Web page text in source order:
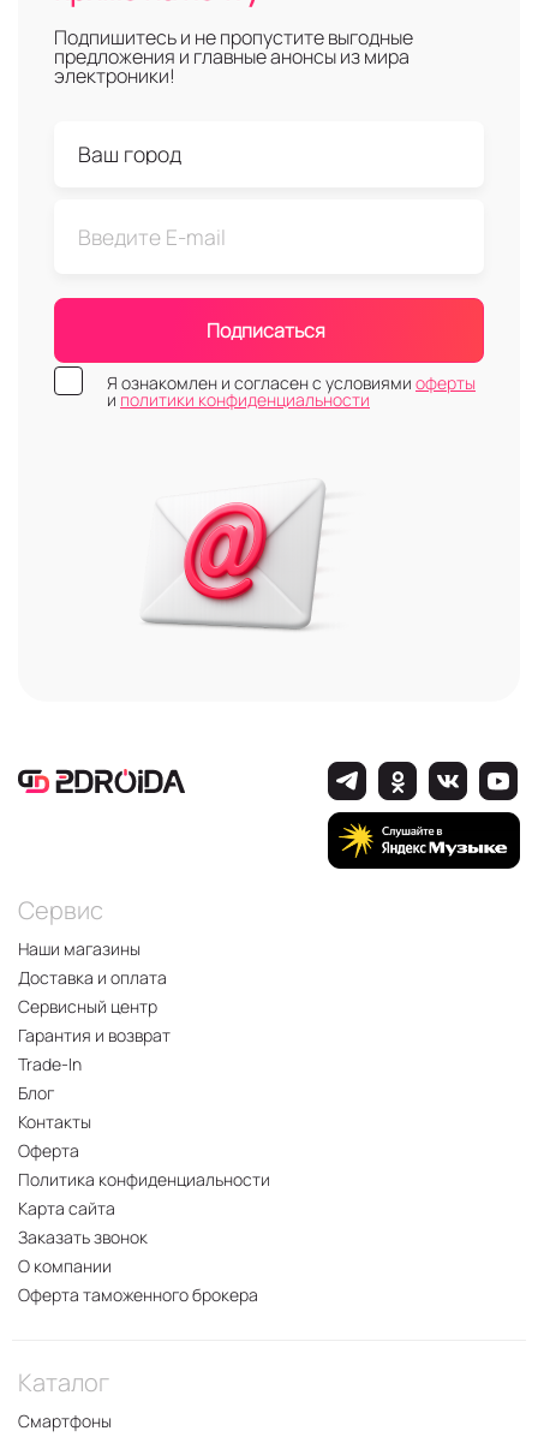
Подпишитесь и не пропустите выгодные
предложения и главные анонсы из мира
электроники!
Подписаться
Я ознакомлен и согласен с условиями оферты
и политики конфиденциальности
Сервис
Наши магазины
Доставка и оплата
Сервисный центр
Гарантия и возврат
Trade-In
Блог
Контакты
Оферта
Политика конфиденциальности
Карта сайта
Заказать звонок
О компании
Оферта таможенного брокера
Каталог
Смартфоны